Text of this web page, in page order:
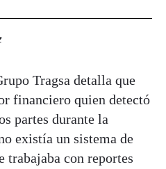
Tragsa detalla que
financiero quien detectó
partes durante la
existía un sistema de
trabajaba con reportes